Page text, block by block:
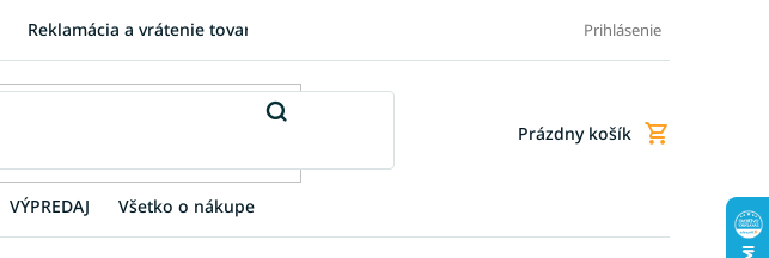
Reklamácia a vrátenie tovaru FAQ - Najčastejšie otázky
Prihlásenie
Nákupný
Prázdny košík
VÝPREDAJ Všetko o nákupe